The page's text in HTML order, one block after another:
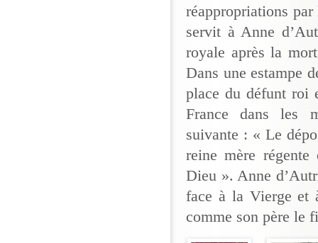
réappropriations par
servit à Anne
royale après la
Dans une estampe
place du défunt roi
France dans les
suivante : « Le
reine mère
Dieu ». Anne
face à la Vierge et
comme son père le